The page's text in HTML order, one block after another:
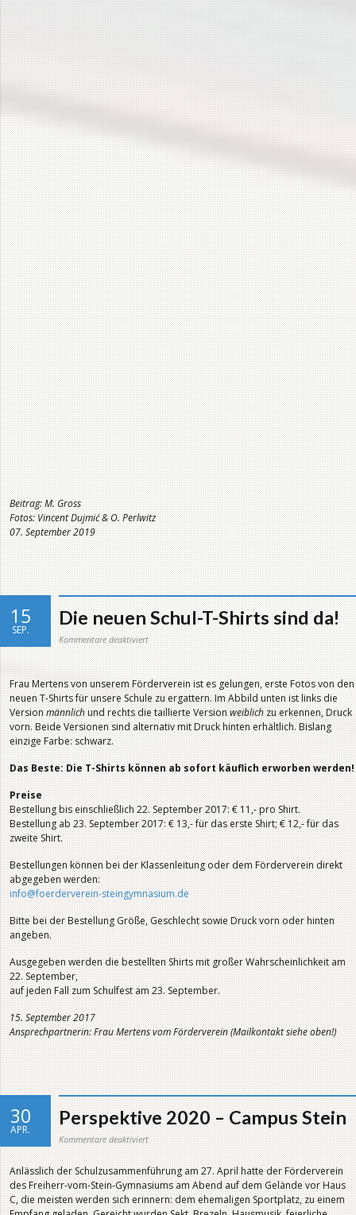
Beitrag: M. Gross
Fotos: Vincent Dujmić & O. Perlwitz
07. September 2019
15
SEP.
Die neuen Schul-T-Shirts sind da!
Kommentare deaktiviertfür
Shirts
sind
da!
Frau Mertens von unserem Förderverein ist es gelungen, erste Fotos von den
neuen T-Shirts für unsere Schule zu ergattern. Im Abbild unten ist links die
Version männlichund rechts die taillierte Version weiblich zu erkennen, Druck
vorn. Beide Versionen sind alternativ mit Druck hinten erhältlich. Bislang
einzige Farbe: schwarz.
Das Beste: Die T-Shirts können ab sofort käuflich erworben werden!
Preise
Bestellung bis einschließlich 22. September 2017: € 11,- pro Shirt.
Bestellung ab 23. September 2017: € 13,- für das erste Shirt; € 12,- für das
zweite Shirt.
Bestellungen können bei der Klassenleitung oder dem Förderverein direkt
abgegeben werden:
info@foerderverein-steingymnasium.de
Bitte bei der Bestellung Größe, Geschlecht sowie Druck vorn oder hinten
angeben.
Ausgegeben werden die bestellten Shirts mit großer Wahrscheinlichkeit am
22. September,
auf jeden Fall zum Schulfest am 23. September.
15. September 2017
Ansprechpartnerin: Frau Mertens vom Förderverein (Mailkontakt siehe oben!)
30
APR.
Perspektive 2020 – Campus Stein
Kommentare deaktiviertfür
Campus
Stein
Anlässlich der Schulzusammenführung am 27. April hatte der Förderverein
des Freiherr-vom-Stein-Gymnasiums am Abend auf dem Gelände vor Haus
C, die meisten werden sich erinnern: dem ehemaligen Sportplatz, zu einem